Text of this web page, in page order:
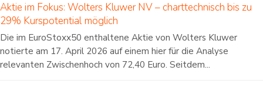
Aktie im Fokus: Wolters Kluwer NV – charttechnisch bis zu
29% Kurspotential möglich
Die im EuroStoxx50 enthaltene Aktie von Wolters Kluwer
notierte am 17. April 2026 auf einem hier für die Analyse
relevanten Zwischenhoch von 72,40 Euro. Seitdem...